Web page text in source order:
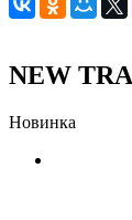
NEW
Новинка